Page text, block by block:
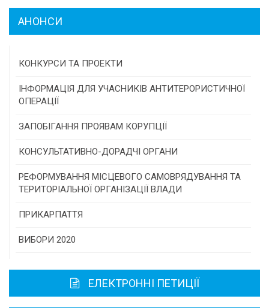
АНОНСИ
КОНКУРСИ ТА ПРОЕКТИ
Конкурс проектів та програм місцевого
самоврядування
Конкурс інститутів громадянського суспільства
Програми/конкурси МТД
ІНФОРМАЦІЯ ДЛЯ УЧАСНИКІВ АНТИТЕРОРИСТИЧНОЇ
ОПЕРАЦІЇ
ЗАПОБІГАННЯ ПРОЯВАМ КОРУПЦІЇ
КОНСУЛЬТАТИВНО-ДОРАДЧІ ОРГАНИ
Консультативна рада
РЕФОРМУВАННЯ МІСЦЕВОГО САМОВРЯДУВАННЯ ТА
ТЕРИТОРІАЛЬНОЇ ОРГАНІЗАЦІЇ ВЛАДИ
ПРИКАРПАТТЯ
Історична довідка
Районні, міські ради
ВИБОРИ 2020
ЕЛЕКТРОННІ ПЕТИЦІЇ